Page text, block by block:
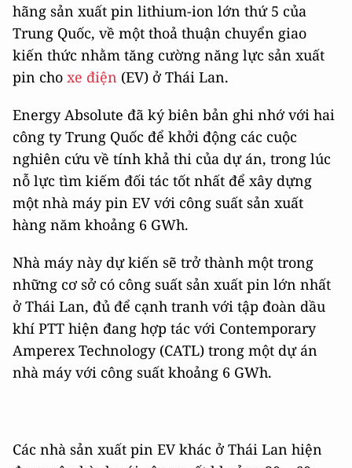
hãng sản xuất pin lithium-ion lớn thứ 5 của
Trung Quốc, về một thoả thuận chuyển giao
kiến thức nhằm tăng cường năng lực sản xuất
pin cho xe điện (EV) ở Thái Lan.
Energy Absolute đã ký biên bản ghi nhớ với hai
công ty Trung Quốc để khởi động các cuộc
nghiên cứu về tính khả thi của dự án, trong lúc
nỗ lực tìm kiếm đối tác tốt nhất để xây dựng
một nhà máy pin EV với công suất sản xuất
hàng năm khoảng 6 GWh.
Nhà máy này dự kiến sẽ trở thành một trong
những cơ sở có công suất sản xuất pin lớn nhất
ở Thái Lan, đủ để cạnh tranh với tập đoàn dầu
khí PTT hiện đang hợp tác với Contemporary
Amperex Technology (CATL) trong một dự án
nhà máy với công suất khoảng 6 GWh.
Các nhà sản xuất pin EV khác ở Thái Lan hiện